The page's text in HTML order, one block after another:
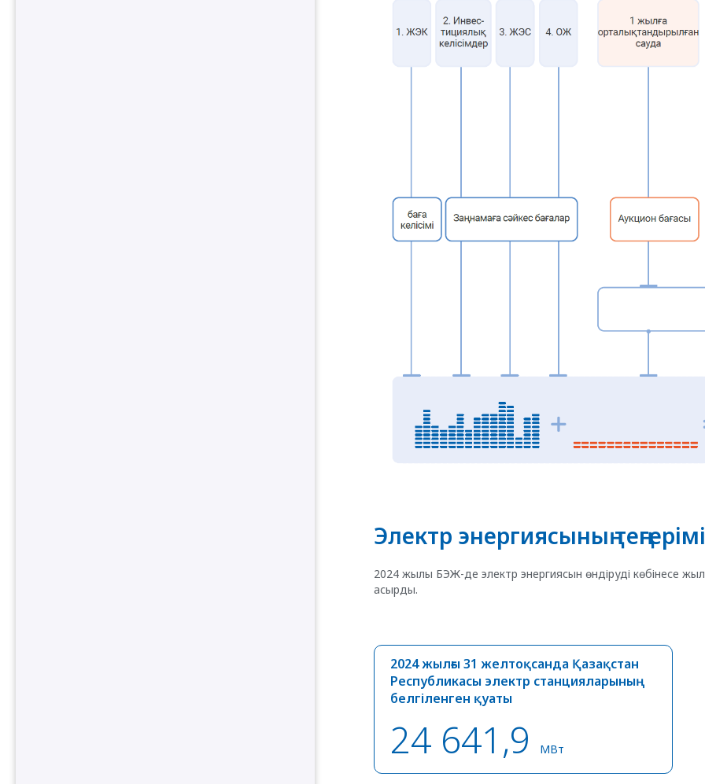
Электр энергиясының теңгерімі
2024 жылы БЭЖ-де электр энергиясын өндіруді көбінесе
асырды.
2024 жылғы 31 желтоқсанда Қазақстан
Республикасы электр станцияларының
белгіленген қуаты
24 641,9 МВт